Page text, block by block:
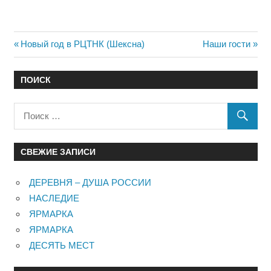
Навигация
по
записям
Предыдущий:
Новый год в РЦТНК (Шексна) Следующий:
Наши гости
ПОИСК
СВЕЖИЕ ЗАПИСИ
ДЕРЕВНЯ – ДУША РОССИИ
НАСЛЕДИЕ
ЯРМАРКА
ЯРМАРКА
ДЕСЯТЬ МЕСТ